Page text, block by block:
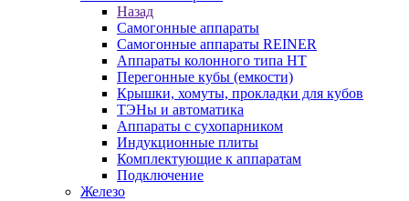
Назад
Самогонные аппараты
Самогонные аппараты REINER
Аппараты колонного типа НТ
Перегонные кубы (емкости)
Крышки, хомуты, прокладки для кубов
ТЭНы и автоматика
Аппараты с сухопарником
Индукционные плиты
Комплектующие к аппаратам
Подключение
Железо